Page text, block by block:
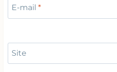
E-mail *
Site